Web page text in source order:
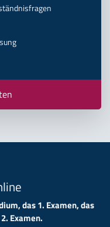
das 1. Examen, das
Examen.